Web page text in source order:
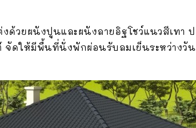
วยผนังปูนและผนังลายอิฐโชว์แนวสีเทา
จัดให้มีพื้นที่นั่งพักผ่อนรับลมเย็นระหว่างวั